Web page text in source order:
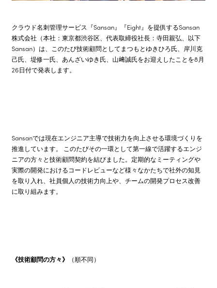
クラウド名刺管理サービス『Sansan』『Eight』を提供するSansan
株式会社（本社：東京都渋谷区、代表取締役社長：寺田親弘、以下
Sansan）は、このたび技術顧問としてまつもとゆきひろ氏、岸川克
己氏、堤修一氏、あんざいゆき氏、山﨑誠氏をお迎えしたことを8月
26日付で発表します。
Sansanでは現在エンジニア主導で技術力を向上させる環境づくりを
推進しています。 このたびその一環として第一線で活躍するエンジ
ニアの方々と技術顧問契約を結びました。定期的なミーティングや
実際の開発におけるコードレビューなど様々なかたちで社外の知見
を取り入れ、社員個人の技術力向上や、チームの開発プロセス改善
に取り組みます。
《技術顧問の方々》 （順不同）